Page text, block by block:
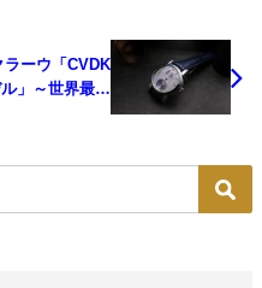
ラーウ「CVDK
」～世界最大